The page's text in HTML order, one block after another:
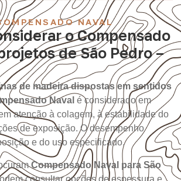
NAVAL
o Compensado
de São Pedro –
de madeira dispostas em sentidos
Naval é considerado em
atenção à colagem, à estabilidade do
de exposição. O desempenho
e do uso especificado.
Compensado Naval para São
consultar opções de espessura e